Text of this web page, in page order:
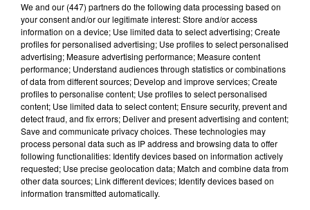
Lecture (2 min 25 sec)
100%
100% Radio les infos du Tarn et Garonne
We and our (447) partnersdo the following data processing based on
your consent and/or our legitimate interest: Store and/or access
information on a device; Use limited data to select advertising; Create
profiles for personalised advertising; Use profiles to select personalised
advertising; Measure advertising performance; Measure content
performance; Understand audiences through statistics or combinations
of data from different sources; Develop and improve services; Create
profiles to personalise content; Use profiles to select personalised
content; Use limited data to select content; Ensure security, prevent and
detect fraud, and fix errors; Deliver and present advertising and content;
Save and communicate privacy choices. These technologies may
process personal data such as IP address and browsing data to offer
following functionalities: Identify devices based on information actively
requested; Use precise geolocation data; Match and combine data from
other data sources; Link different devices; Identify devices based on
information transmitted automatically.